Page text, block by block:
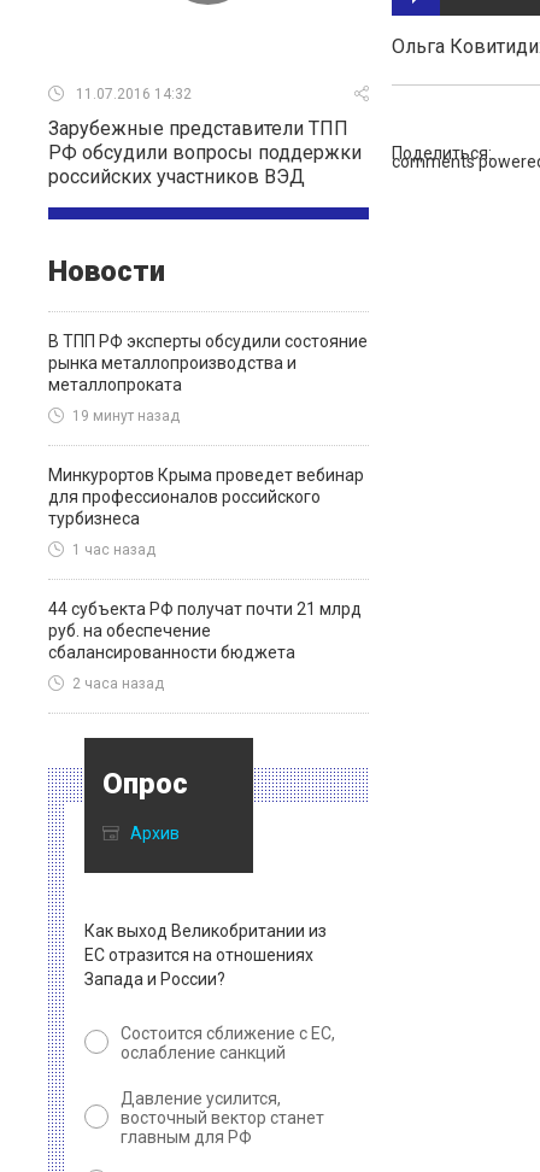
11.07.2016 14:32
Зарубежные представители ТПП
РФ обсудили вопросы поддержки
российских участников ВЭД
Новости
В ТПП РФ эксперты обсудили состояние
рынка металлопроизводства и
металлопроката
19 минут назад
Минкурортов Крыма проведет вебинар
для профессионалов российского
турбизнеса
1 час назад
44 субъекта РФ получат почти 21 млрд
руб. на обеспечение
сбалансированности бюджета
2 часа назад
Опрос
Архив
Как выход Великобритании из
ЕС отразится на отношениях
Запада и России?
Состоится сближение с ЕС,
ослабление санкций
Давление усилится,
восточный вектор станет
главным для РФ
Ольга
Поделиться:
comments